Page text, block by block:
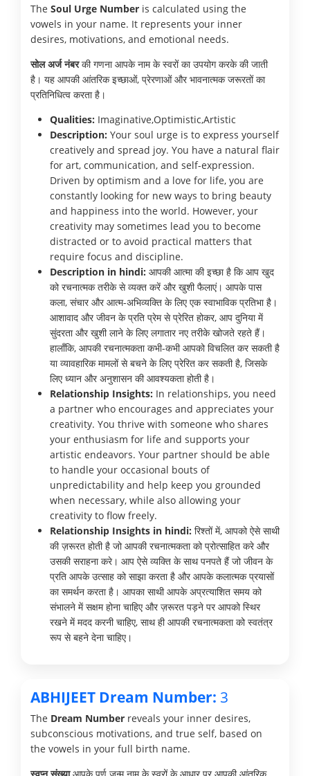
The Soul Urge Number is calculated using the
vowels in your name. It represents your inner
desires, motivations, and emotional needs.
सोल अर्ज नंबरकी गणना आपके नाम के स्वरों का उपयोग करके की जाती
है। यह आपकी आंतरिक इच्छाओं, प्रेरणाओं और भावनात्मक जरूरतों का
प्रतिनिधित्व करता है।
Qualities: Imaginative,Optimistic,Artistic
Description: Your soul urge is to express yourself
creatively and spread joy. You have a natural flair
for art, communication, and self-expression.
Driven by optimism and a love for life, you are
constantly looking for new ways to bring beauty
and happiness into the world. However, your
creativity may sometimes lead you to become
distracted or to avoid practical matters that
require focus and discipline.
Description in hindi: आपकी आत्मा की इच्छा है कि आप खुद
को रचनात्मक तरीके से व्यक्त करें और खुशी फैलाएं। आपके पास
कला, संचार और आत्म-अभिव्यक्ति के लिए एक स्वाभाविक प्रतिभा है।
आशावाद और जीवन के प्रति प्रेम से प्रेरित होकर, आप दुनिया में
सुंदरता और खुशी लाने के लिए लगातार नए तरीके खोजते रहते हैं।
हालाँकि, आपकी रचनात्मकता कभी-कभी आपको विचलित कर सकती है
या व्यावहारिक मामलों से बचने के लिए प्रेरित कर सकती है, जिसके
लिए ध्यान और अनुशासन की आवश्यकता होती है।
Relationship Insights: In relationships, you need
a partner who encourages and appreciates your
creativity. You thrive with someone who shares
your enthusiasm for life and supports your
artistic endeavors. Your partner should be able
to handle your occasional bouts of
unpredictability and help keep you grounded
when necessary, while also allowing your
creativity to flow freely.
Relationship Insights in hindi: रिश्तों में, आपको ऐसे साथी
की ज़रूरत होती है जो आपकी रचनात्मकता को प्रोत्साहित करे और
उसकी सराहना करे। आप ऐसे व्यक्ति के साथ पनपते हैं जो जीवन के
प्रति आपके उत्साह को साझा करता है और आपके कलात्मक प्रयासों
का समर्थन करता है। आपका साथी आपके अप्रत्याशित समय को
संभालने में सक्षम होना चाहिए और ज़रूरत पड़ने पर आपको स्थिर
रखने में मदद करनी चाहिए, साथ ही आपकी रचनात्मकता को स्वतंत्र
रूप से बहने देना चाहिए।
ABHIJEET Dream Number: 3
The Dream Number reveals your inner desires,
subconscious motivations, and true self, based on
the vowels in your full birth name.